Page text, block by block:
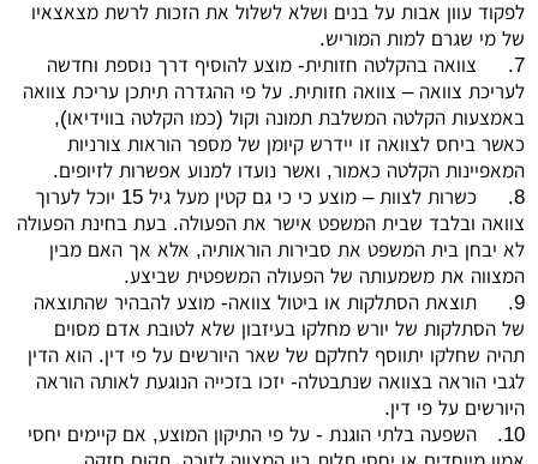
לפקוד עוון אבות על בנים ושלא לשלול את הזכות לרשת מצאצאיו
של מי שגרם למות המוריש.
7.
צוואה בהקלטה חזותית- מוצע להוסיף דרך נוספת וחדשה
לעריכת צוואה – צוואה חזותית. על פי ההגדרה תיתכן עריכת צוואה
באמצעות הקלטה המשלבת תמונה וקול (כמו הקלטה בווידיאו),
כאשר ביחס לצוואה זו יידרש קיומן של מספר הוראות צורניות
המאפיינות הקלטה כאמור, ואשר נועדו למנוע אפשרות לזיופים.
8.
כשרות לצוות – מוצע כי כי גם קטין מעל גיל 15 יוכל לערוך
צוואה ובלבד שבית המשפט אישר את הפעולה. בעת בחינת הפעולה
לא יבחן בית המשפט את סבירות הוראותיה, אלא אך האם מבין
המצווה את משמעותה של הפעולה המשפטית שביצע.
9.
תוצאת הסתלקות או ביטול צוואה- מוצע להבהיר שהתוצאה
של הסתלקות של יורש מחלקו בעיזבון שלא לטובת אדם מסוים
תהיה שחלקו יתווסף לחלקם של שאר היורשים על פי דין. הוא הדין
לגבי הוראה בצוואה שנתבטלה- יזכו בזכייה הנוגעת לאותה הוראה
היורשים על פי דין.
10.
השפעה בלתי הוגנת - על פי התיקון המוצע, אם קיימים יחסי